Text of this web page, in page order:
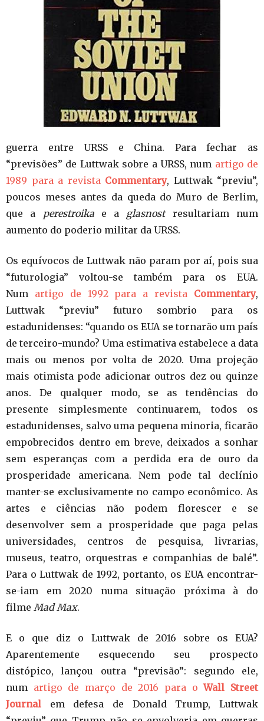
guerra entre URSS e China. Para fechar as
“previsões” de Luttwak sobre a URSS, num artigo de
1989 para a revista Commentary, Luttwak “previu”,
poucos meses antes da queda do Muro de Berlim,
que a perestroikae a glasnostresultariam num
aumento do poderio militar da URSS.
Os equívocos de Luttwak não param por aí, pois sua
“futurologia” voltou-se também para os EUA.
Num artigo de 1992 para a revista Commentary,
Luttwak “previu” futuro sombrio para os
estadunidenses: “quando os EUA se tornarão um país
de terceiro-mundo? Uma estimativa estabelece a data
mais ou menos por volta de 2020. Uma projeção
mais otimista pode adicionar outros dez ou quinze
anos. De qualquer modo, se as tendências do
presente simplesmente continuarem, todos os
estadunidenses, salvo uma pequena minoria, ficarão
empobrecidos dentro em breve, deixados a sonhar
sem esperanças com a perdida era de ouro da
prosperidade americana. Nem pode tal declínio
manter-se exclusivamente no campo econômico. As
artes e ciências não podem florescer e se
desenvolver sem a prosperidade que paga pelas
universidades, centros de pesquisa, livrarias,
museus, teatro, orquestras e companhias de balé”.
Para o Luttwak de 1992, portanto, os EUA encontrar-
se-iam em 2020 numa situação próxima à do
filme Mad Max.
E o que diz o Luttwak de 2016 sobre os EUA?
Aparentemente esquecendo seu prospecto
distópico, lançou outra “previsão”: segundo ele,
num artigo de março de 2016 para oWall Street
Journal em defesa de Donald Trump, Luttwak